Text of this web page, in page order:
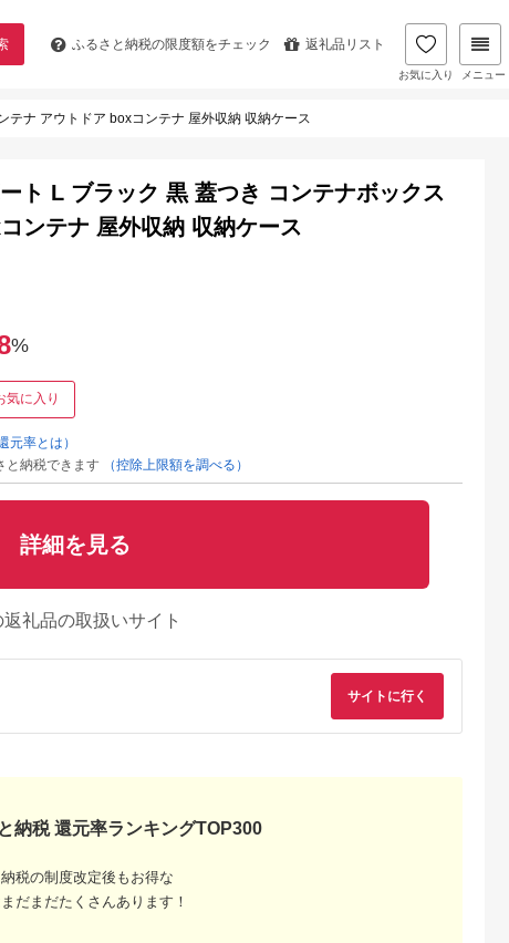
ふるさと納税の限度額をチェック 返礼品リスト
お気に入り メニュー
テナ アウトドア boxコンテナ 屋外収納 収納ケース
ト L ブラック 黒 蓋つき コンテナボックス
ンテナ 屋外収納 収納ケース
%
気に入り
元率とは）
と納税できます
（控除上限額を調べる）
詳細を見る
返礼品の取扱いサイト
サイトに行く
納税 還元率ランキングTOP300
税の制度改定後もお得な
だまだたくさんあります！